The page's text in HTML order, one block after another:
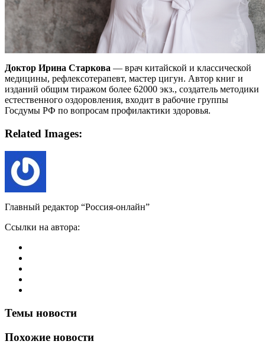
Доктор Ирина Старкова — врач китайской и классической
медицины, рефлексотерапевт, мастер цигун. Автор книг и
изданий общим тиражом более 62000 экз., создатель методики
естественного оздоровления, входит в рабочие группы
Госдумы РФ по вопросам профилактики здоровья.
Related Images:
Главный редактор “Россия-онлайн”
Ссылки на автора:
Темы новости
Похожие новости